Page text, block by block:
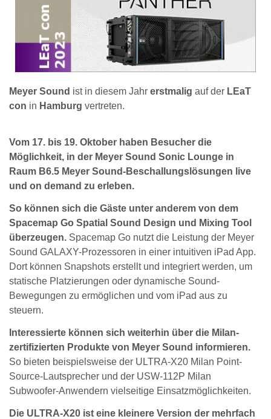
Meyer Sound ist in diesem Jahr erstmalig auf der LEaT
con in Hamburg vertreten.
Vom 17. bis 19. Oktober haben Besucher die
Möglichkeit, in der Meyer Sound Sonic Lounge in
Raum B6.5 Meyer Sound-Beschallungslösungen live
und on demand zu erleben.
So können sich die Gäste unter anderem von dem
Spacemap Go Spatial Sound Design und Mixing Tool
überzeugen. Spacemap Go nutzt die Leistung der Meyer
Sound GALAXY-Prozessoren in einer intuitiven iPad App.
Dort können Snapshots erstellt und integriert werden, um
statische Platzierungen oder dynamische Sound-
Bewegungen zu ermöglichen und vom iPad aus zu
steuern.
Interessierte können sich weiterhin über die Milan-
zertifizierten Produkte von Meyer Sound informieren.
So bieten beispielsweise der ULTRA-X20 Milan Point-
Source-Lautsprecher und der USW-112P Milan
Subwoofer-Anwendern vielseitige Einsatzmöglichkeiten.
Die ULTRA-X20 ist eine kleinere Version der mehrfach